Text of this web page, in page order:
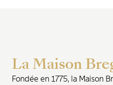
La Maison
Fondée en 1775, la Maison